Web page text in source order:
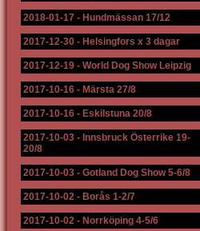
2018-01-17 - Hundmässan 17/12
2017-12-30 - Helsingfors x 3 dagar
2017-12-19 - World Dog Show Leipzig
2017-10-16 - Märsta 27/8
2017-10-16 - Eskilstuna 20/8
2017-10-03 - Innsbruck Österrike 19-
20/8
2017-10-03 - Gotland Dog Show 5-6/8
2017-10-02 - Borås 1-2/7
2017-10-02 - Norrköping 4-5/6